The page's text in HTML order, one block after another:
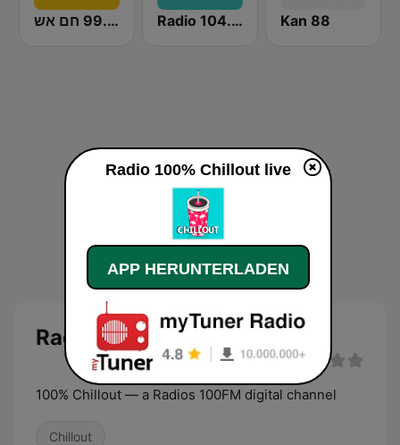
רדיו 99.5 חם אש Radio 104.5 FM Kan 88
Radio 100% Chillout
100% Chillout — a Radios 100FM digital channel
Chillout
Radio 100% Chillout live
APP HERUNTERLADEN